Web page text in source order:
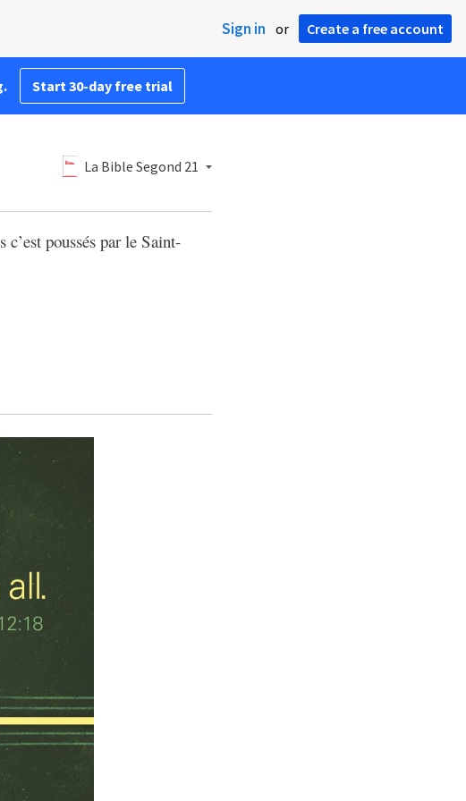
Sign in or Create a free account
Start 30-day free trial
La Bible Segond 21
c’est poussés par le Saint-